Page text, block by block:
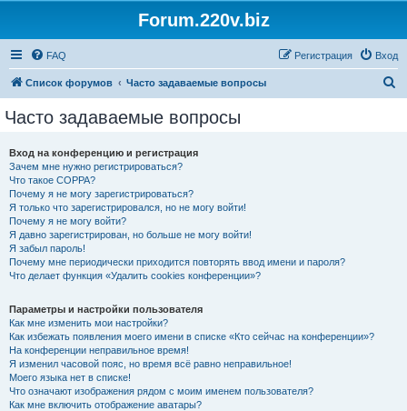
Forum.220v.biz
FAQ Вход
Регистрация
Список форумов Часто задаваемые вопросы
Часто задаваемые вопросы
Вход на конференцию и регистрация
Зачем мне нужно регистрироваться?
Что такое COPPA?
Почему я не могу зарегистрироваться?
Я только что зарегистрировался, но не могу войти!
Почему я не могу войти?
Я давно зарегистрирован, но больше не могу войти!
Я забыл пароль!
Почему мне периодически приходится повторять ввод имени и пароля?
Что делает функция «Удалить cookies конференции»?
Параметры и настройки пользователя
Как мне изменить мои настройки?
Как избежать появления моего имени в списке «Кто сейчас на конференции»?
На конференции неправильное время!
Я изменил часовой пояс, но время всё равно неправильное!
Моего языка нет в списке!
Что означают изображения рядом с моим именем пользователя?
Как мне включить отображение аватары?